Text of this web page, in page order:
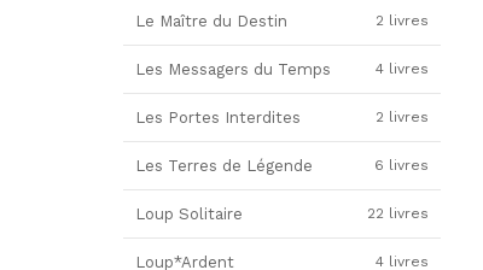
Le Maître du Destin 2 livres
Les Messagers du Temps 4 livres
Les Portes Interdites 2 livres
Les Terres de Légende 6 livres
Loup Solitaire 22 livres
Loup*Ardent 4 livres